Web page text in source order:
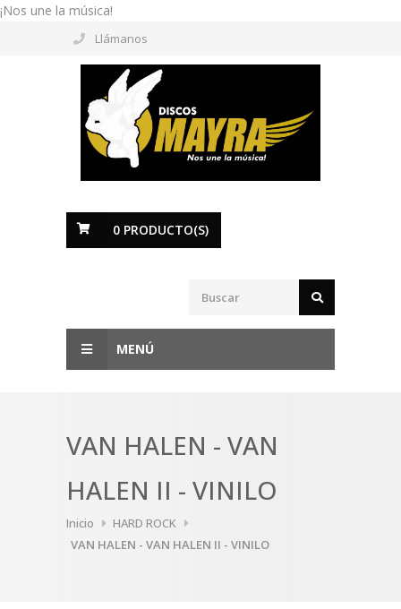
¡Nos une la música!
Llámanos
0 PRODUCTO(S)
MENÚ
VAN HALEN - VAN
HALEN II - VINILO
Inicio
HARD ROCK
VAN HALEN - VAN HALEN II - VINILO